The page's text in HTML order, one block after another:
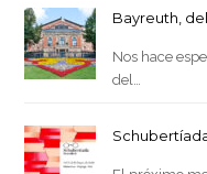
Bayreuth,
Nos hace
del…